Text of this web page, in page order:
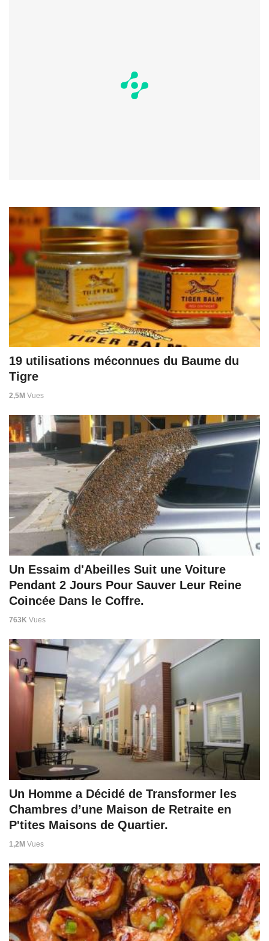
19 utilisations méconnues du Baume du
Tigre
2,5M Vues
Un Essaim d'Abeilles Suit une Voiture
Pendant 2 Jours Pour Sauver Leur Reine
Coincée Dans le Coffre.
763K Vues
Un Homme a Décidé de Transformer les
Chambres d’une Maison de Retraite en
P'tites Maisons de Quartier.
1,2M Vues